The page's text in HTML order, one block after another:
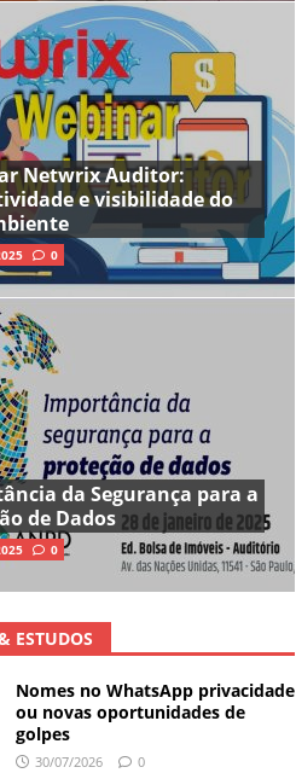
Netwrix Auditor:
e visibilidade do
0
da Segurança para a
de Dados
0
ESTUDOS
Nomes no WhatsApp privacidade
ou novas oportunidades de
golpes
30/07/2026 0